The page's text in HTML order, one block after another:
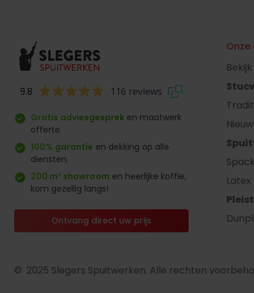
9.8 116 reviews
Gratis adviesgesprek en maatwerk
offerte
100% garantie en dekking op alle
diensten.
200 m² showroom en heerlijke koffie,
kom gezellig langs!
Ontvang direct uw prijs
© 2025 Slegers Spuitwerken. Alle rechten